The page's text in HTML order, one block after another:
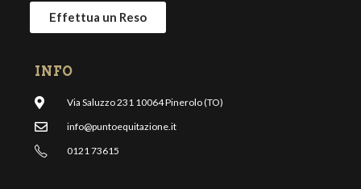
Effettua un Reso
INFO
Via Saluzzo 231 10064 Pinerolo (TO)
info@puntoequitazione.it
0121 73615